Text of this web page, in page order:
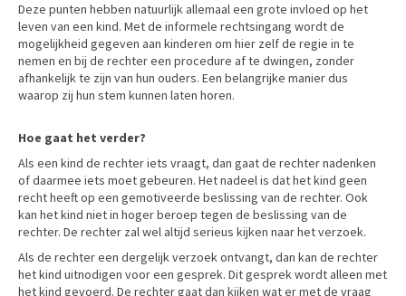
Deze punten hebben natuurlijk allemaal een grote invloed op het
leven van een kind. Met de informele rechtsingang wordt de
mogelijkheid gegeven aan kinderen om hier zelf de regie in te
nemen en bij de rechter een procedure af te dwingen, zonder
afhankelijk te zijn van hun ouders. Een belangrijke manier dus
waarop zij hun stem kunnen laten horen.
Hoe gaat het verder?
Als een kind de rechter iets vraagt, dan gaat de rechter nadenken
of daarmee iets moet gebeuren. Het nadeel is dat het kind geen
recht heeft op een gemotiveerde beslissing van de rechter. Ook
kan het kind niet in hoger beroep tegen de beslissing van de
rechter. De rechter zal wel altijd serieus kijken naar het verzoek.
Als de rechter een dergelijk verzoek ontvangt, dan kan de rechter
het kind uitnodigen voor een gesprek. Dit gesprek wordt alleen met
het kind gevoerd. De rechter gaat dan kijken wat er met de vraag